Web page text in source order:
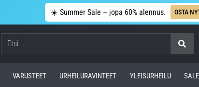
☀️ Summer Sale – jopa 60% alennus. OSTA
VARUSTEET URHEILURAVINTEET YLEISURHEILU SALE